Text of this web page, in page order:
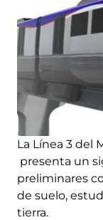
La Línea 3 del
presenta un
preliminares
de suelo,
tierra.